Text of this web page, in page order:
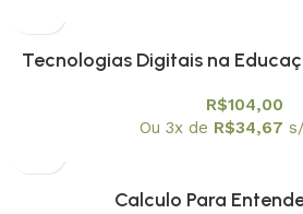
Tecnologias Digitais na
R$104,00
Ou 3x de R$34,67
Calculo Para